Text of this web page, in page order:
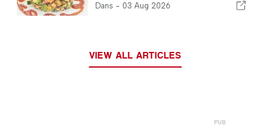
Dans - 03 Aug 2026
VIEW ALL ARTICLES